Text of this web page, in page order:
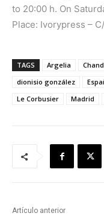
to 20:00 h. On
Place: Ivorypress –
TAGS Argelia
dionisio gonzález
Le Corbusier
Madrid
Artículo anterior